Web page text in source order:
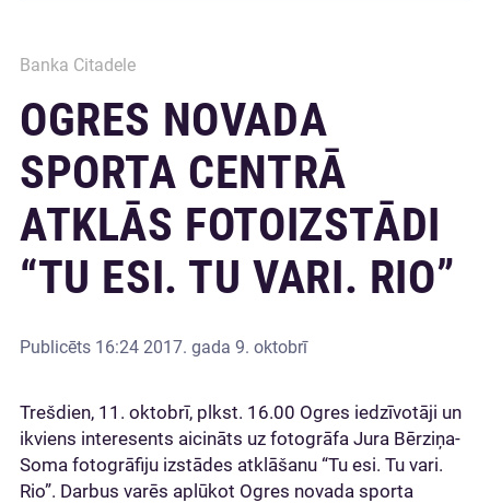
Banka Citadele
OGRES NOVADA
SPORTA CENTRĀ
ATKLĀS FOTOIZSTĀDI
“TU ESI. TU VARI. RIO”
Publicēts 16:24 2017. gada 9. oktobrī
Trešdien, 11. oktobrī, plkst. 16.00 Ogres iedzīvotāji un
ikviens interesents aicināts uz fotogrāfa Jura Bērziņa-
Soma fotogrāfiju izstādes atklāšanu “Tu esi. Tu vari.
Rio”. Darbus varēs aplūkot Ogres novada sporta